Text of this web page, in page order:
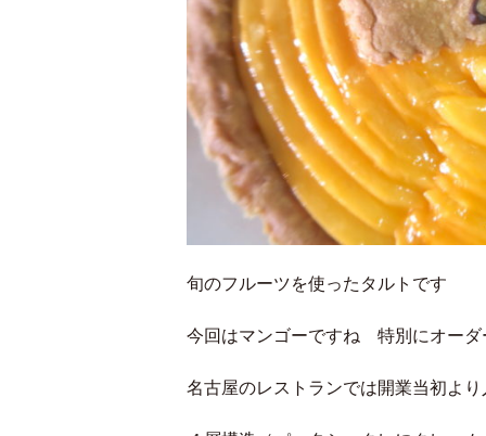
旬のフルーツを使ったタルトです
今回はマンゴーですね 特別にオーダ
名古屋のレストランでは開業当初より